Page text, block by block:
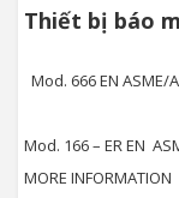
Thiết bị báo
Mod. 666 EN ASME/
Mod. 166 – ER EN
MORE INFORMATION